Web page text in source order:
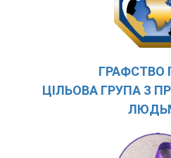
ГРАФСТВО
ЦІЛЬОВА ГРУПА З